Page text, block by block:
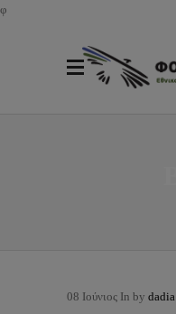
φ
08 Ιούνιος In by dadia